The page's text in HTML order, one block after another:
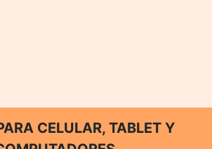
CELULAR, TABLET Y